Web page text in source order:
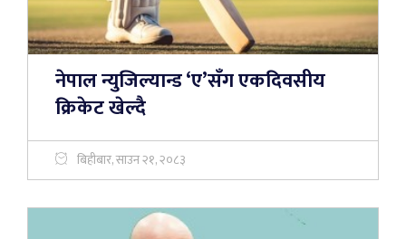
नेपाल न्युजिल्यान्ड ‘ए’सँग एकदिवसीय
क्रिकेट खेल्दै
बिहीबार, साउन २१, २०८३